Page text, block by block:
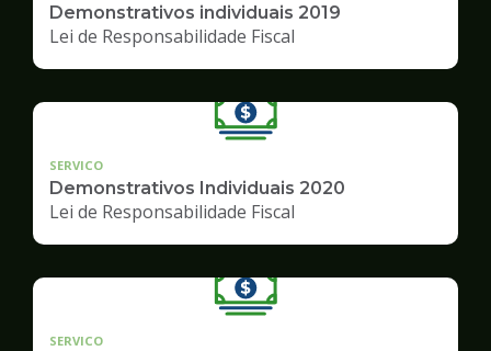
Demonstrativos individuais 2019
Lei de Responsabilidade Fiscal
SERVICO
Demonstrativos Individuais 2020
Lei de Responsabilidade Fiscal
SERVICO